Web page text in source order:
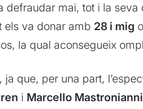
defraudar mai, tot i la
els va donar amb 28 i mig o
la qual aconsegueix
ja que, per una part,
i Marcello Mastronianni